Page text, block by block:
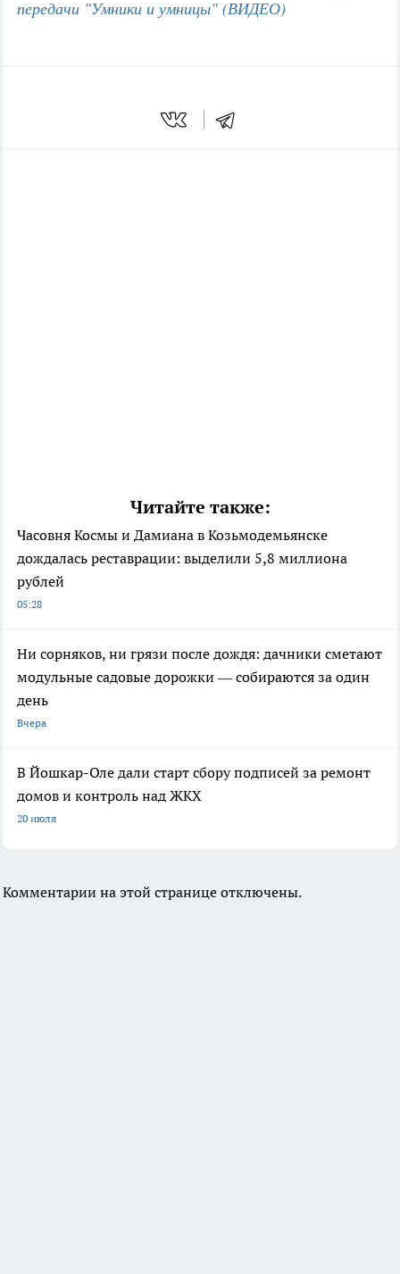
передачи "Умники и умницы" (ВИДЕО)
Читайте также:
Часовня Космы и Дамиана в Козьмодемьянске
дождалась реставрации: выделили 5,8 миллиона
рублей
05:28
Ни сорняков, ни грязи после дождя: дачники сметают
модульные садовые дорожки — собираются за один
день
Вчера
В Йошкар-Оле дали старт сбору подписей за ремонт
домов и контроль над ЖКХ
20 июля
Комментарии на этой странице отключены.